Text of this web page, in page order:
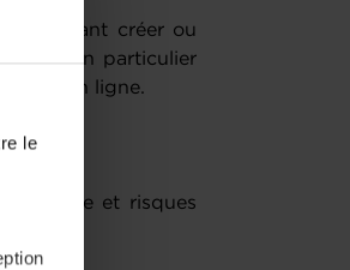
le
souhaitant créer ou
en particulier
vente en ligne.
réussite et risques